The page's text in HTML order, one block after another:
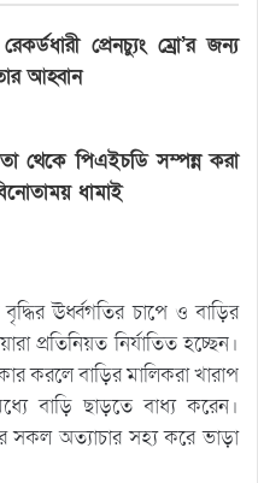
প্রেনচ্যুং ম্রো’র জন্য
আহ্বান
থেকে পিএইচডি সম্পন্ন করা
ধামাই
ঊর্ধ্বগতির চাপে ও বাড়ির
প্রতিনিয়ত নির্যাতিত হচ্ছেন।
করলে বাড়ির মালিকরা খারাপ
বাড়ি ছাড়তে বাধ্য করেন।
সকল অত্যাচার সহ্য করে ভাড়া